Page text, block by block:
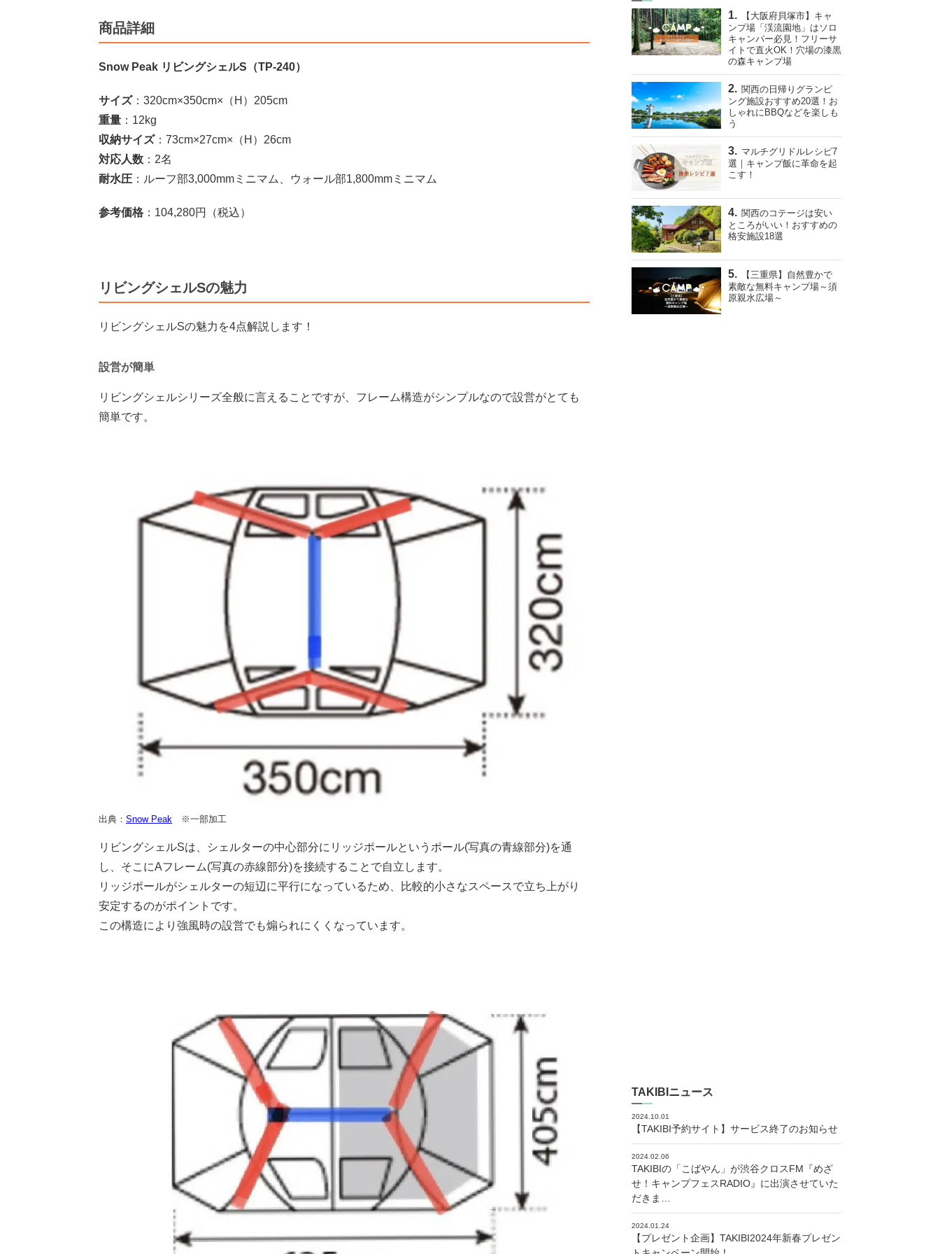
商品詳細
Snow Peak リビングシェルS（TP-240）
サイズ：320cm×350cm×（H）205cm
重量 ：12kg
収納サイズ：73cm×27cm×（H）26cm
対応人数 ：2名
耐水圧 ：ルーフ部3,000mmミニマム、ウォール部1,800mmミニマム
参考価格 ：104,280円（税込）
リビングシェルSの魅力
リビングシェルSの魅力を4点解説します！
設営が簡単
リビングシェルシリーズ全般に言えることですが、フレーム構造がシンプルなので設営がとても
簡単です。
出典： Snow Peak ※一部加工
リビングシェルSは、シェルターの中心部分にリッジポールというポール(写真の青線部分)を通
し、そこにAフレーム(写真の赤線部分)を接続することで自立します。
リッジポールがシェルターの短辺に平行になっているため、比較的小さなスペースで立ち上がり
安定するのがポイントです。
この構造により強風時の設営でも煽られにくくなっています。
【大阪府貝塚市】キャ
ンプ場「渓流園地」はソロ
キャンパー必見！フリーサ
イトで直火OK！穴場の漆黒
の森キャンプ場
関西の日帰りグランピ
ング施設おすすめ20選！お
しゃれにBBQなどを楽しも
う
マルチグリドルレシピ7
選｜キャンプ飯に革命を起
こす！
関西のコテージは安い
ところがいい！おすすめの
格安施設18選
【三重県】自然豊かで
素敵な無料キャンプ場～須
原親水広場～
TAKIBIニュース
2024.10.01
【TAKIBI予約サイト】サービス終了のお知らせ
2024.02.06
TAKIBIの「こばやん」が渋谷クロスFM『めざ
せ！キャンプフェスRADIO』に出演させていた
だきま…
2024.01.24
【プレゼント企画】TAKIBI2024年新春プレゼン